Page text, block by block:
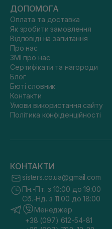
ДОПОМОГА
Оплата та доставка
Як зробити замовлення
Відповіді на запитання
Про нас
ЗМІ про нас
Сертифікати та нагороди
Блог
Бюті словник
Контакти
Умови використання сайту
Політика конфіденційності
КОНТАКТИ
sisters.co.ua@gmail.com
Пн.-Пт. з 10:00 до 19:00
Сб.-Нд. з 11:00 до 18:00
Менеджер
+38 (097) 612-54-81